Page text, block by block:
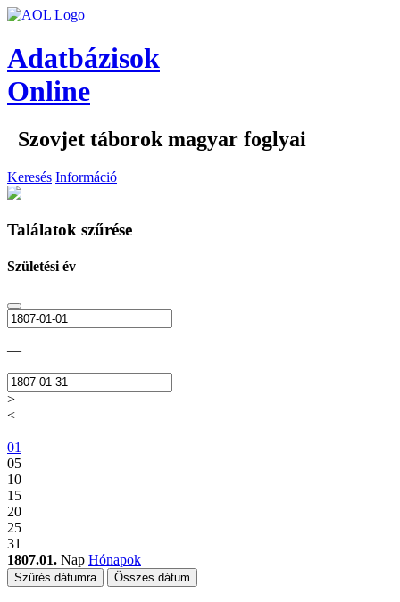
Adatbázisok
Online
Szovjet táborok magyar foglyai
Keresés Információ
Találatok szűrése
Születési év
—
>
<
01
05
10
15
20
25
31
1807.01. Nap Hónapok
Szűrés dátumra Összes dátum